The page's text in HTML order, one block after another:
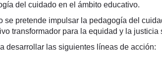
del cuidado en el ámbito educativo.
se pretende impulsar la pedagogía del
transformador para la equidad y la justicia
desarrollar las siguientes líneas de acción: